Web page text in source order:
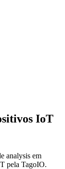
IoT
analysis em
pela TagoIO.